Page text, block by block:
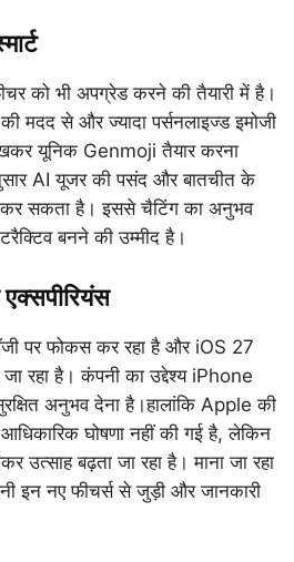
को भी अपग्रेड करने की तैयारी में है।
मदद से और ज्यादा पर्सनलाइज्ड इमोजी
यूनिक Genmoji तैयार करना
AI यूजर की पसंद और बातचीत के
कर सकता है। इससे चैटिंग का अनुभव
बनने की उम्मीद है।
एक्सपीरियंस
पर फोकस कर रहा है और iOS 27
रहा है। कंपनी का उद्देश्य iPhone
अनुभव देना है।हालांकि Apple की
घोषणा नहीं की गई है, लेकिन
बढ़ता जा रहा है। माना जा रहा
इन नए फीचर्स से जुड़ी और जानकारी